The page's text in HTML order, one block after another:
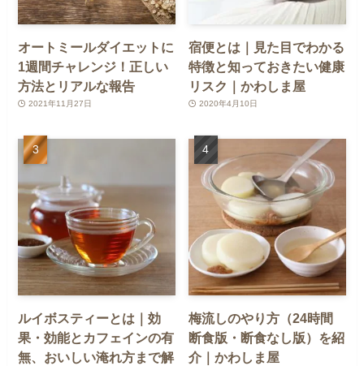
オートミールダイエットに
1週間チャレンジ！正しい
方法とリアルな報告
2021年11月27日
宿便とは｜見た目でわかる
特徴と知っておきたい健康
リスク｜かわしま屋
2020年4月10日
ルイボスティーとは｜効
果・効能とカフェインの有
無、おいしい淹れ方まで解
梅流しのやり方（24時間
断食版・断食なし版）を紹
介｜かわしま屋